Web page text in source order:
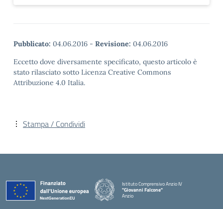
Pubblicato: 04.06.2016 - Revisione: 04.06.2016
Eccetto dove diversamente specificato, questo articolo è
stato rilasciato sotto Licenza Creative Commons
Attribuzione 4.0 Italia.
Stampa / Condividi
Istituto Comprensivo Anzio IV
"Giovanni Falcone"
Anzio